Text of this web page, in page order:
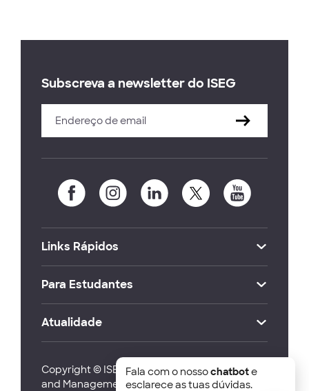
Subscreva a newsletter do ISEG
Links Rápidos
Para Estudantes
Atualidade
Copyright © ISEG Lisbon School of Economics
and Management 2026
Fala com o nossochatbote
esclarece as tuas dúvidas.